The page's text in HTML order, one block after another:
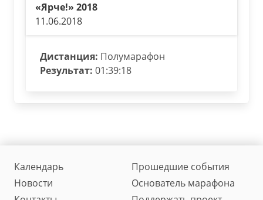
«Ярче!» 2018
11.06.2018
Дистанция: Полумарафон
Результат: 01:39:18
Календарь
Прошедшие события
Новости
Основатель марафона